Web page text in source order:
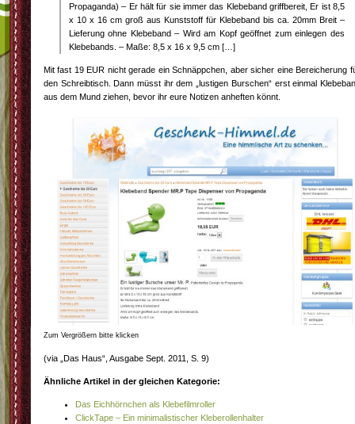
Propaganda) – Er hält für sie immer das Klebeband griffbereit, Er ist 8,5
x 10 x 16 cm groß aus Kunststoff für Klebeband bis ca. 20mm Breit –
Lieferung ohne Klebeband – Wird am Kopf geöffnet zum einlegen des
Klebebands. – Maße: 8,5 x 16 x 9,5 cm […]
Mit fast 19 EUR nicht gerade ein Schnäppchen, aber sicher eine Bereicherung
den Schreibtisch. Dann müsst ihr dem „lustigen Burschen“ erst einmal
aus dem Mund ziehen, bevor ihr eure Notizen anheften könnt.
Zum Vergrößern bitte klicken
(via „Das Haus“, Ausgabe Sept. 2011, S. 9)
Ähnliche Artikel in der gleichen Kategorie:
Das Eichhörnchen als Klebefilmroller
ClickTape – Ein minimalistischer Kleberollenhalter